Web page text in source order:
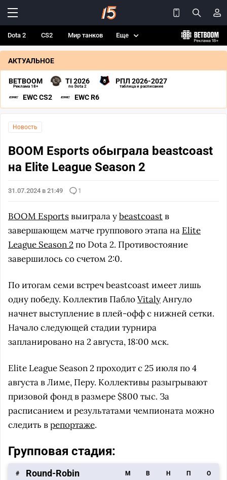
Dota 2 CS2 Мир танков Еще
АКТУАЛЬНОЕ
BETBOOM
Реклама 18+
TI 2026
по Dota 2
РПЛ 2026-2027
таблица и расписание
EWC CS2 EWC R6
Новость
BOOM Esports обыграла beastcoast
на Elite League Season 2
31.07.2024 в 21:49 1
BOOM Esportsвыиграла уbeastcoastв
завершающем матче группового этапа на Elite
League Season 2по Dota 2. Противостояние
завершилось со счетом 2:0.
По итогам семи встреч beastcoast имеет лишь
одну победу. Коллектив ПаблоVitalyАнгуло
начнет выступление в плей-офф с нижней сетки.
Начало следующей стадии турнира
запланировано на 2 августа, 18:00 мск.
Elite League Season 2 проходит с 25 июля по 4
августа в Лиме, Перу. Коллективы разыгрывают
призовой фонд в размере $800 тыс. За
расписанием и результатами чемпионата можно
следить врепортаже.
Групповая стадия:
# Round-Robin M В Н П О